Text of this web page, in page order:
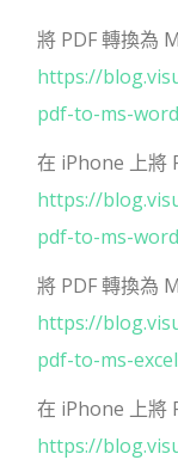
將 PDF 轉換為
https://
pdf-to-ms-
在 iPhone 上將
https://
pdf-to-ms-
將 PDF 轉換為
https://
pdf-to-ms-
在 iPhone 上將
https://